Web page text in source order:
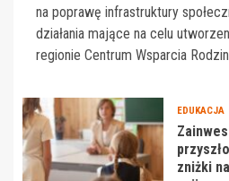
na poprawę infrastruktury
działania mające na celu
regionie Centrum Wsparcia
EDUKACJA
zniżki